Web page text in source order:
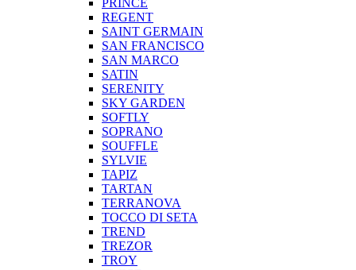
REGENT
SAINT GERMAIN
SAN FRANCISCO
SAN MARCO
SATIN
SERENITY
SKY GARDEN
SOFTLY
SOPRANO
SOUFFLE
SYLVIE
TAPIZ
TARTAN
TERRANOVA
TOCCO DI SETA
TREND
TREZOR
TROY